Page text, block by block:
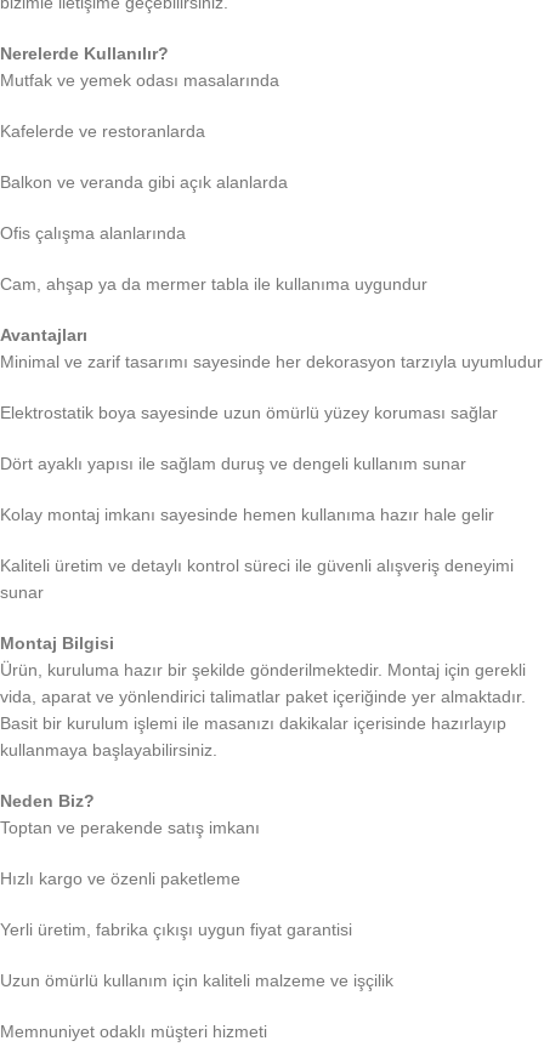
Nerelerde Kullanılır?
Mutfak ve yemek odası masalarında
Kafelerde ve restoranlarda
Balkon ve veranda gibi açık alanlarda
Ofis çalışma alanlarında
Cam, ahşap ya da mermer tabla ile kullanıma uygundur
Avantajları
Minimal ve zarif tasarımı sayesinde her dekorasyon tarzıyla uyumludur
Elektrostatik boya sayesinde uzun ömürlü yüzey koruması sağlar
Dört ayaklı yapısı ile sağlam duruş ve dengeli kullanım sunar
Kolay montaj imkanı sayesinde hemen kullanıma hazır hale gelir
Kaliteli üretim ve detaylı kontrol süreci ile güvenli alışveriş deneyimi
sunar
Montaj Bilgisi
Ürün, kuruluma hazır bir şekilde gönderilmektedir. Montaj için gerekli
vida, aparat ve yönlendirici talimatlar paket içeriğinde yer almaktadır.
Basit bir kurulum işlemi ile masanızı dakikalar içerisinde hazırlayıp
kullanmaya başlayabilirsiniz.
Neden Biz?
Toptan ve perakende satış imkanı
Hızlı kargo ve özenli paketleme
Yerli üretim, fabrika çıkışı uygun fiyat garantisi
Uzun ömürlü kullanım için kaliteli malzeme ve işçilik
Memnuniyet odaklı müşteri hizmeti